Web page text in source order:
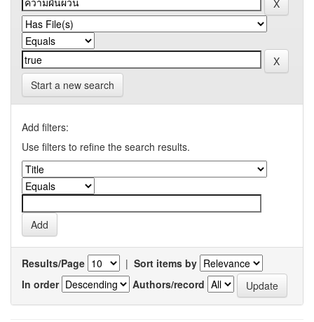
Start a new search
Add filters:
Use filters to refine the search results.
Results/Page | Sort items by
In order
Authors/record